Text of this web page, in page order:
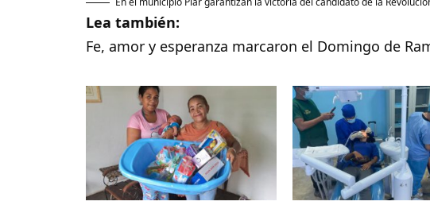
Lea también:
Fe, amor y esperanza marcaron el Domingo de